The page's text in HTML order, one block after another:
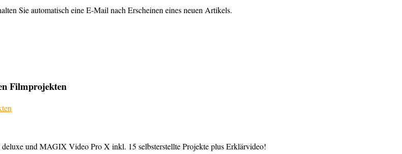
Sie automatisch eine E-Mail nach Erscheinen eines neuen Artikels.
Filmprojekten
und MAGIX Video Pro X inkl. 15 selbsterstellte Projekte plus Erklärvideo!